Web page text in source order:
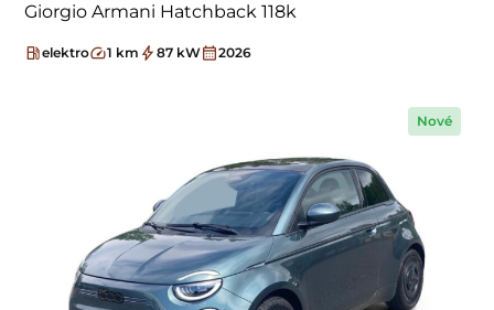
Giorgio Armani Hatchback 118k
elektro 1 km 87 kW 2026
Nové